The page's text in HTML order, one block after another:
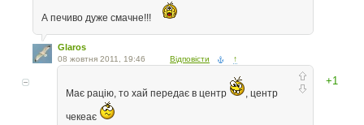
А печиво дуже смачне!!!
Glaros
08 жовтня 2011, 19:46 Відповісти ↑
+1
Має рацію, то хай передає в центр , центр
чекеає